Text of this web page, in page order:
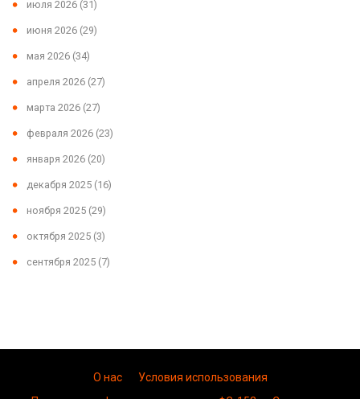
июля 2026 (31)
июня 2026 (29)
мая 2026 (34)
апреля 2026 (27)
марта 2026 (27)
февраля 2026 (23)
января 2026 (20)
декабря 2025 (16)
ноября 2025 (29)
октября 2025 (3)
сентября 2025 (7)
О нас
Условия использования